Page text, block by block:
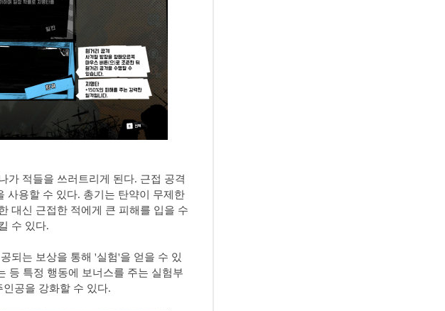
가 적들을 쓰러트리게 된다. 근접 공격
사용할 수 있다. 총기는 탄약이 무제한
대신 근접한 적에게 큰 피해를 입을 수
수 있다.
되는 보상을 통해 '실험'을 얻을 수 있
등 특정 행동에 보너스를 주는 실험부
공을 강화할 수 있다.